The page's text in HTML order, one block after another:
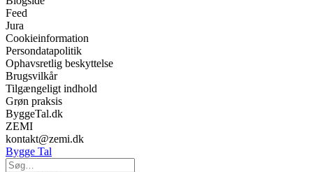
Feed
Jura
Cookieinformation
Persondatapolitik
Ophavsretlig beskyttelse
Brugsvilkår
Tilgængeligt indhold
Grøn praksis
ByggeTal.dk
ZEMI
kontakt@zemi.dk
Bygge Tal